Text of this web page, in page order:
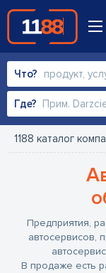
Что?
Где?
1188 каталог
Предприятия,
автосервисов,
В продаже есть